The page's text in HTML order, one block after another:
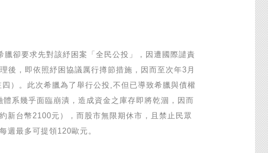
卻要求先對該紓困案「全民公投」，因遭國際譴責
，即依照紓困協議厲行撙節措施，因而至次年3月
）。此次希臘為了舉行公投,不但已導致希臘與債權
系幾乎面臨崩潰，造成資金之庫存即將乾涸，因而
新台幣2100元），而股市無限期休市，且禁止民眾
週最多可提領120歐元。